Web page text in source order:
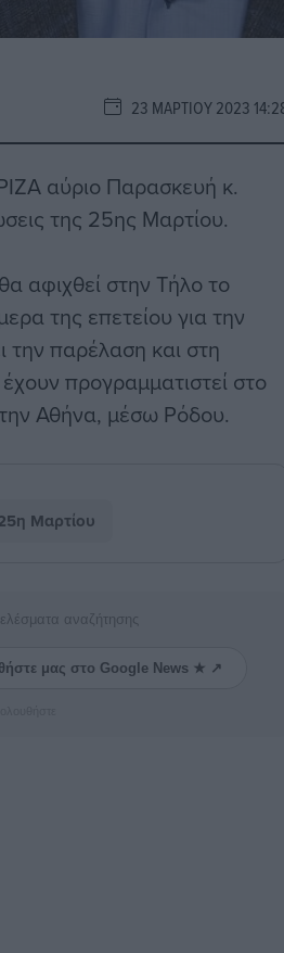
23 ΜΑΡΤΊΟΥ 2023
αύριο Παρασκευή κ.
της 25ης Μαρτίου.
αφιχθεί στην Τήλο το
της επετείου για την
παρέλαση και στη
προγραμματιστεί στο
την Αθήνα, μέσω Ρόδου.
Μαρτίου
αναζήτησης
μας στο Google News ★ ↗